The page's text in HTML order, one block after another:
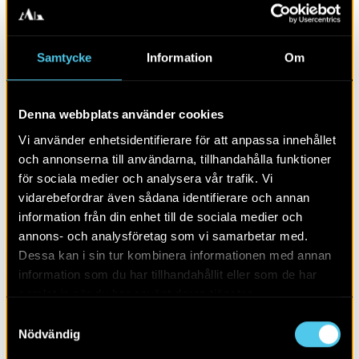
Samtycke Information Om
Denna webbplats använder cookies
Vi använder enhetsidentifierare för att anpassa innehållet
och annonserna till användarna, tillhandahålla funktioner
för sociala medier och analysera vår trafik. Vi
vidarebefordrar även sådana identifierare och annan
information från din enhet till de sociala medier och
annons- och analysföretag som vi samarbetar med.
Dessa kan i sin tur kombinera informationen med annan
information som du har tillhandahållit eller som de har
Nödvändig
det gärna för störningar, men ibland kan man hitta nåt
fint även bland dessa.
idag för att fortsätta arbetet. Här i diskussion med Sara
Gummesson.